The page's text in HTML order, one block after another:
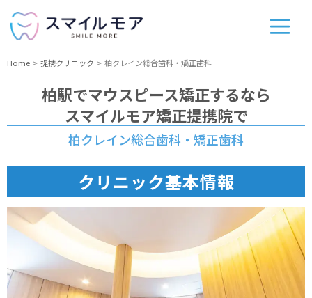
Home 提携クリニック 柏クレイン総合歯科・矯正歯科
柏駅でマウスピース矯正するなら
スマイルモア矯正提携院で
柏クレイン総合歯科・矯正歯科
クリニック基本情報